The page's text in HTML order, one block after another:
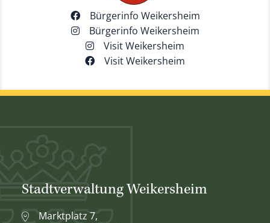
Bürgerinfo Weikersheim
Bürgerinfo Weikersheim
Visit Weikersheim
Visit Weikersheim
Stadtverwaltung Weikersheim
Marktplatz 7,